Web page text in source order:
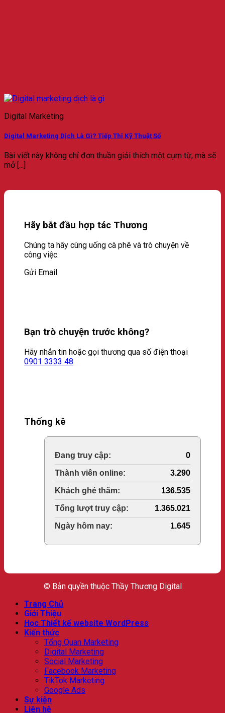
Digital Marketing
Digital Marketing Dịch Là Gì? Tiếp Thị Kỹ Thuật Số
Bài viết này không chỉ đơn thuần giải thích một cụm từ, mà sẽ
mở [...]
Hãy bắt đầu hợp tác Thương
Chúng ta hãy cùng uống cà phê và trò chuyện về
công việc.
Gửi Email
Bạn trò chuyện trước không?
Hãy nhắn tin hoặc gọi thương qua số điện thoại
0901 3333 48
Thống kê
Online Visitors: 0
Today's Views: 3.290
Last 30 Days Views: 136.535
Total Views: 1.365.021
Total Users: 1.645
© Bản quyền thuộc Thầy Thương Digital
Trang Chủ
Giới Thiệu
Học Thiết kế website WordPress
Kiến thức
Tổng Quan Marketing
Digital Marketing
Social Marketing
Facebook Marketing
TikTok Marketing
Google Ads
Sự kiện
Liên hệ